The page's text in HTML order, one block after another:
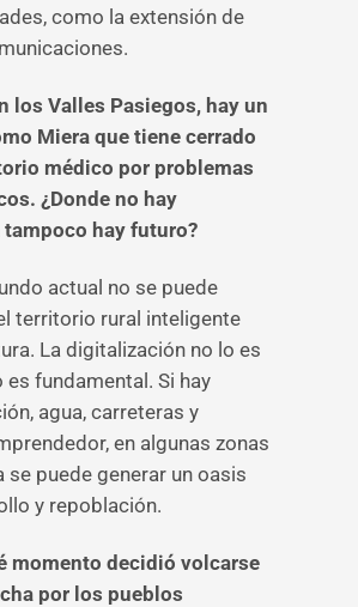
como la extensión de
los Valles Pasiegos, hay un
Miera que tiene cerrado
médico por problemas
¿Donde no hay
hay futuro?
actual no se puede
territorio rural inteligente
La digitalización no lo es
es fundamental. Si hay
agua, carreteras y
en algunas zonas
se puede generar un oasis
y repoblación.
momento decidió volcarse
por los pueblos